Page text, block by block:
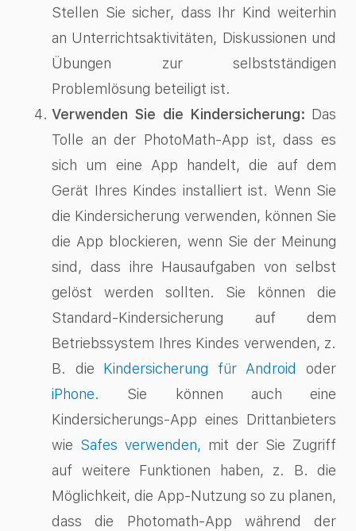
Stellen Sie sicher, dass Ihr Kind weiterhin
an Unterrichtsaktivitäten, Diskussionen und
Übungen zur selbstständigen
Problemlösung beteiligt ist.
Verwenden Sie die Kindersicherung: Das
Tolle an der PhotoMath-App ist, dass es
sich um eine App handelt, die auf dem
Gerät Ihres Kindes installiert ist. Wenn Sie
die Kindersicherung verwenden, können Sie
die App blockieren, wenn Sie der Meinung
sind, dass ihre Hausaufgaben von selbst
gelöst werden sollten. Sie können die
Standard-Kindersicherung auf dem
Betriebssystem Ihres Kindes verwenden, z.
B. die Kindersicherung für Android
oder
iPhone. Sie können auch eine
Kindersicherungs-App eines Drittanbieters
wie Safes verwenden, mit der Sie Zugriff
auf weitere Funktionen haben, z. B. die
Möglichkeit, die App-Nutzung so zu planen,
dass die Photomath-App während der